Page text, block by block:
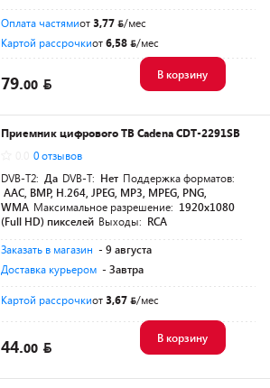
Оплата частямиот3,77
/мес
Картой рассрочкиот6,58 /мес
79.00
В корзину
Приемник цифрового ТВ Cadena CDT-2291SB
0 отзывов
DVB-T2: Да DVB-T: Нет Поддержка форматов:
AAC, BMP, H.264, JPEG, MP3, MPEG, PNG,
WMA Максимальное разрешение: 1920х1080
(Full HD) пикселей Выходы: RCA
Заказать в магазин - 9 августа
Доставка курьером - Завтра
Картой рассрочкиот3,67 /мес
44.00
В корзину